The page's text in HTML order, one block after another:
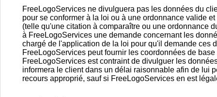
FreeLogoServices ne divulguera pas les données du
pour se conformer à la loi ou à une ordonnance valide
(telle qu'une citation à comparaître ou une ordonnance
à FreeLogoServices une demande concernant les
chargé de l'application de la loi pour qu'il demande ces
FreeLogoServices peut fournir les coordonnées de
FreeLogoServices est contraint de divulguer les
informera le client dans un délai raisonnable afin de lui
recours approprié, sauf si FreeLogoServices en est